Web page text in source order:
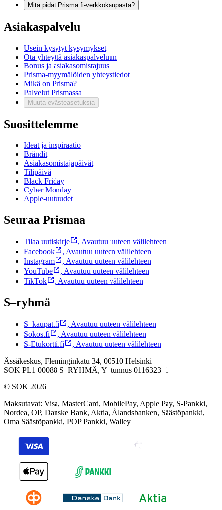
Mitä pidät Prisma.fi-verkkokaupasta?
Asiakaspalvelu
Usein kysytyt kysymykset
Ota yhteyttä asiakaspalveluun
Bonus ja asiakasomistajuus
Prisma-myymälöiden yhteystiedot
Mikä on Prisma?
Palvelut Prismassa
Muuta evästeasetuksia
Suosittelemme
Ideat ja inspiraatio
Brändit
Asiakasomistajapäivät
Tilipäivä
Black Friday
Cyber Monday
Apple-uutuudet
Seuraa Prismaa
Tilaa uutiskirje , Avautuu uuteen välilehteen
Facebook
, Avautuu uuteen välilehteen
Instagram
, Avautuu uuteen välilehteen
YouTube
, Avautuu uuteen välilehteen
TikTok
, Avautuu uuteen välilehteen
S–ryhmä
S–kaupat.fi , Avautuu uuteen välilehteen
Sokos.fi
, Avautuu uuteen välilehteen
S-Etukortti.fi
, Avautuu uuteen välilehteen
Ässäkeskus, Fleminginkatu 34, 00510 Helsinki
SOK PL1 00088 S–RYHMÄ, Y–tunnus 0116323–1
© SOK 2026
Maksutavat: Visa, MasterCard, MobilePay, Apple Pay, S-Pankki,
Nordea, OP, Danske Bank, Aktia, Ålandsbanken, Säästöpankki,
Oma Säästöpankki, POP Pankki, Walley